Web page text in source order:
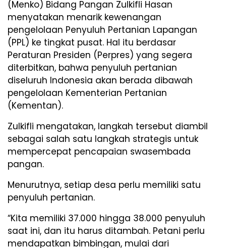
(Menko) Bidang Pangan Zulkifli Hasan
menyatakan menarik kewenangan
pengelolaan Penyuluh Pertanian Lapangan
(PPL) ke tingkat pusat. Hal itu berdasar
Peraturan Presiden (Perpres) yang segera
diterbitkan, bahwa penyuluh pertanian
diseluruh Indonesia akan berada dibawah
pengelolaan Kementerian Pertanian
(Kementan).
Zulkifli mengatakan, langkah tersebut diambil
sebagai salah satu langkah strategis untuk
mempercepat pencapaian swasembada
pangan.
Menurutnya, setiap desa perlu memiliki satu
penyuluh pertanian.
“Kita memiliki 37.000 hingga 38.000 penyuluh
saat ini, dan itu harus ditambah. Petani perlu
mendapatkan bimbingan, mulai dari